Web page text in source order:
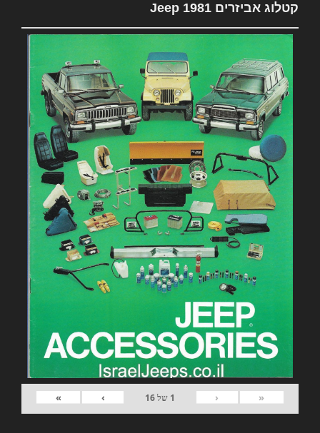
קטלוג אביזרים 1981 Jeep
«
‹
1 של16
›
»